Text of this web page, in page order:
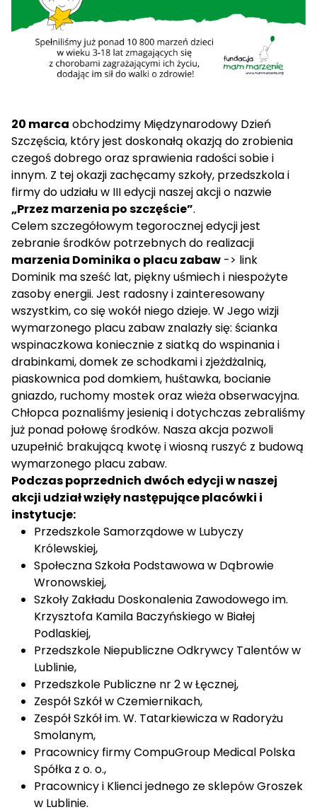
20 marca obchodzimy Międzynarodowy Dzień
Szczęścia, który jest doskonałą okazją do zrobienia
czegoś dobrego oraz sprawienia radości sobie i
innym. Z tej okazji zachęcamy szkoły, przedszkola i
firmy do udziału w III edycji naszej akcji o nazwie
„Przez marzenia po szczęście”.
Celem szczegółowym tegorocznej edycji jest
zebranie środków potrzebnych do realizacji
marzenia Dominika o placu zabaw -> link
Dominik ma sześć lat, piękny uśmiech i niespożyte
zasoby energii. Jest radosny i zainteresowany
wszystkim, co się wokół niego dzieje. W Jego wizji
wymarzonego placu zabaw znalazły się: ścianka
wspinaczkowa koniecznie z siatką do wspinania i
drabinkami, domek ze schodkami i zjeżdżalnią,
piaskownica pod domkiem, huśtawka, bocianie
gniazdo, ruchomy mostek oraz wieża obserwacyjna.
Chłopca poznaliśmy jesienią i dotychczas zebraliśmy
już ponad połowę środków. Nasza akcja pozwoli
uzupełnić brakującą kwotę i wiosną ruszyć z budową
wymarzonego placu zabaw.
Podczas poprzednich dwóch edycji w naszej
akcji udział wzięły następujące placówki i
instytucje:
Przedszkole Samorządowe w Lubyczy
Królewskiej,
Społeczna Szkoła Podstawowa w Dąbrowie
Wronowskiej,
Szkoły Zakładu Doskonalenia Zawodowego im.
Krzysztofa Kamila Baczyńskiego w Białej
Podlaskiej,
Przedszkole Niepubliczne Odkrywcy Talentów w
Lublinie,
Przedszkole Publiczne nr 2 w Łęcznej,
Zespół Szkół w Czemiernikach,
Zespół Szkół im. W. Tatarkiewicza w Radoryżu
Smolanym,
Pracownicy firmy CompuGroup Medical Polska
Spółka z o. o.,
Pracownicy i Klienci jednego ze sklepów Groszek
w Lublinie.